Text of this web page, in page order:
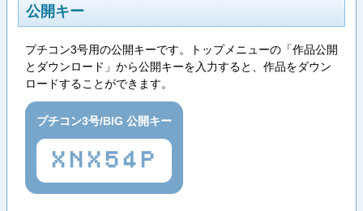
公開キー
プチコン3号用の公開キーです。トップメニューの「作品公開
とダウンロード」から公開キーを入力すると、作品をダウン
ロードすることができます。
プチコン3号/BIG 公開キー
XNX54P